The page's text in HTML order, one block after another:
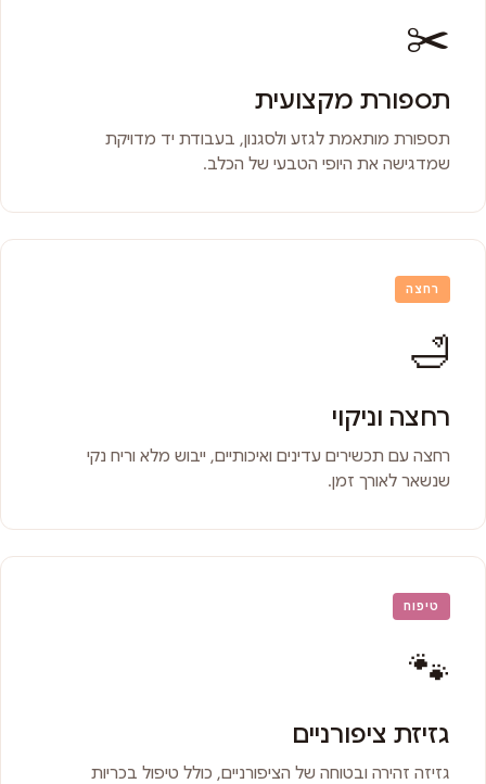
✂️
תספורת מקצועית
תספורת מותאמת לגזע ולסגנון, בעבודת יד מדויקת
שמדגישה את היופי הטבעי של הכלב.
רחצה
🛁
רחצה וניקוי
רחצה עם תכשירים עדינים ואיכותיים, ייבוש מלא וריח נקי
שנשאר לאורך זמן.
טיפוח
🐾
גזיזת ציפורניים
גזיזה זהירה ובטוחה של הציפורניים, כולל טיפול בכריות